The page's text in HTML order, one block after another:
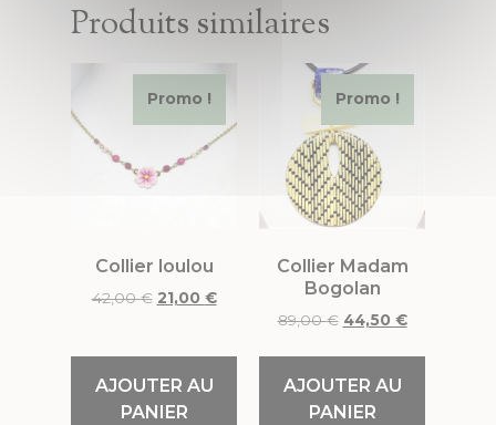
Produits similaires
Promo !
Collier loulou
42,00€ 21,00 €
AJOUTER AU
PANIER
Promo !
Collier Madam
Bogolan
89,00€ 44,50 €
AJOUTER AU
PANIER